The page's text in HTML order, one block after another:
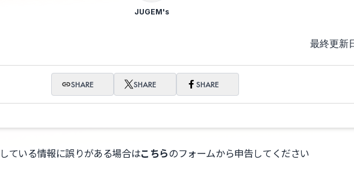
JUGEM's
最終更新
SHARE SHARE SHARE
ている情報に誤りがある場合はこちらのフォームから申告してください